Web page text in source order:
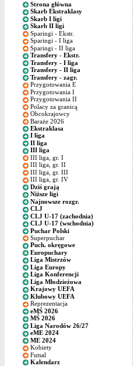
Strona główna
Skarb Ekstraklasy
Skarb I ligi
Skarb II ligi
Sparingi - Ekstr.
Sparingi - I liga
Sparingi - II liga
Transfery - Ekstr.
Transfery - I liga
Transfery - II liga
Transfery - zagr.
Przygotowania E
Przygotowania I
Przygotowania II
Polacy za granicą
Obcokrajowcy
Baraże 2026
Ekstraklasa
I liga
II liga
III liga
III liga, gr. I
III liga, gr. II
III liga, gr. III
III liga, gr. IV
Dziś grają
Niższe ligi
Najnowsze rozgr.
CLJ
CLJ U-17 (zachodnia)
CLJ U-17 (wschodnia)
Puchar Polski
Superpuchar
Puch. okręgowe
Europuchary
Liga Mistrzów
Liga Europy
Liga Konferencji
Liga Młodzieżowa
Krajowy UEFA
Klubowy UEFA
Reprezentacja
eMŚ 2026
MŚ 2026
Liga Narodów 26/27
eME 2024
ME 2024
Kobiety
Futsal
Kalendarz